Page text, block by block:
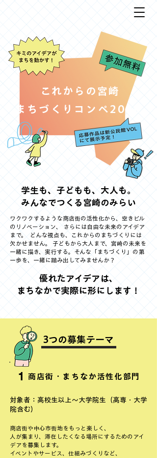
これからの宮崎
まちづくりコンペ2026
学生も、子どもも、大人も。
みんなでつくる宮崎のみらい
ワクワクするような商店街の活性化から、空きビル
のリノベーション、 さらには自由な未来のアイデア
まで。 どんな視点も、これからのまちづくりには
欠かせません。 子どもから大人まで、宮崎の未来を
一緒に描き、実行する。そんな「まちづくり」の第
一歩を、一緒に踏み出してみませんか？
優れたアイデアは、
まちなかで実際に形にします！
​3つの募集テーマ
1 商店街・まちなか活性化部門
対象者：高校生以上〜大学院生（高専・大学
院含む）
商店街や中心市街地をもっと楽しく、
人が集まり、滞在したくなる場所にするためのアイ
デアを募集します。
イベントやサービス、仕組みづくりなど、